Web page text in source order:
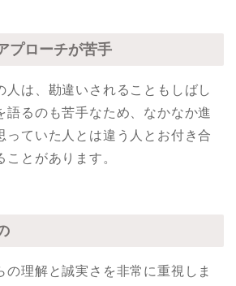
プローチが苦手
人は、勘違いされることもしばし
語るのも苦手なため、なかなか進
っていた人とは違う人とお付き合
とがあります。
の理解と誠実さを非常に重視しま